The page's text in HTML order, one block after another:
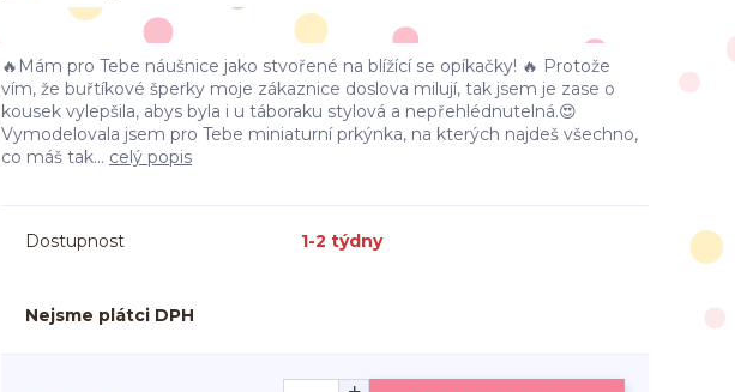
🔥Mám pro Tebe náušnice jako stvořené na blížící se opíkačky! 🔥 Protože
vím, že buřtíkové šperky moje zákaznice doslova milují, tak jsem je zase o
kousek vylepšila, abys byla i u táboraku stylová a nepřehlédnutelná.😍
Vymodelovala jsem pro Tebe miniaturní prkýnka, na kterých najdeš všechno,
co máš tak... celý popis
Dostupnost 1-2 týdny
Nejsme plátci DPH